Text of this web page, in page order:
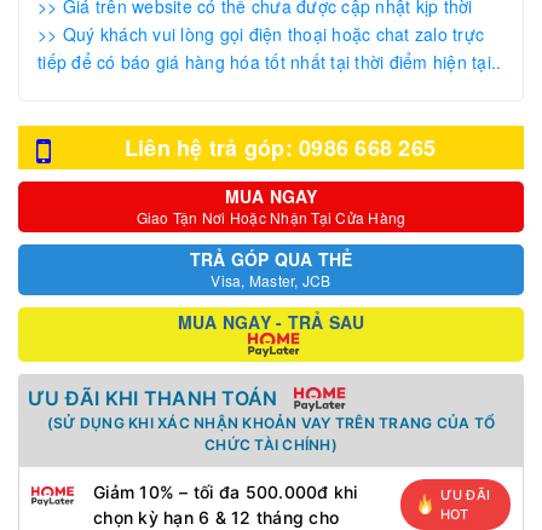
>> Giá trên website có thể chưa được cập nhật kịp thời
>> Quý khách vui lòng gọi điện thoại hoặc chat zalo trực
tiếp để có báo giá hàng hóa tốt nhất tại thời điểm hiện tại..
Liên hệ trả góp: 0986 668 265
MUA NGAY
Giao Tận Nơi Hoặc Nhận Tại Cửa Hàng
TRẢ GÓP QUA THẺ
Visa, Master, JCB
MUA NGAY - TRẢ SAU
ƯU ĐÃI KHI THANH TOÁN
(SỬ DỤNG KHI XÁC NHẬN KHOẢN VAY TRÊN TRANG CỦA TỔ
CHỨC TÀI CHÍNH)
Giảm 10% – tối đa 500.000đ khi
chọn kỳ hạn 6 & 12 tháng cho
ƯU ĐÃI
HOT